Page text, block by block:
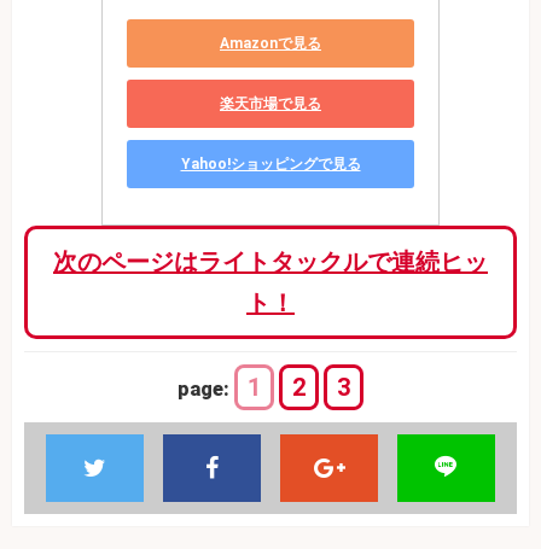
Amazonで見る
楽天市場で見る
Yahoo!ショッピングで見る
次のページはライトタックルで連続ヒッ
ト！
page: 1 2 3